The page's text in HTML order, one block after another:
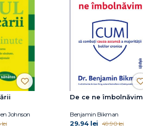
Johnson
lei
De ce ne îmbolnăvim
Benjamin Bikman
29.94 lei 49.90 lei